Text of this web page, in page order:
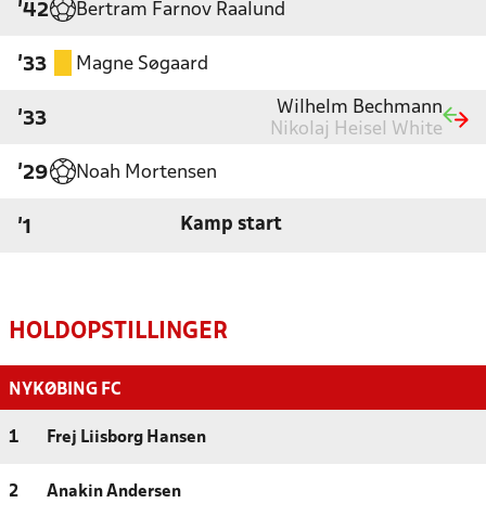
'42 Bertram Farnov Raalund
'33 Magne Søgaard
'33
Wilhelm Bechmann
Nikolaj Heisel White
'29 Noah Mortensen
'1 Kamp start
HOLDOPSTILLINGER
NYKØBING FC
1 Frej Liisborg Hansen
2 Anakin Andersen